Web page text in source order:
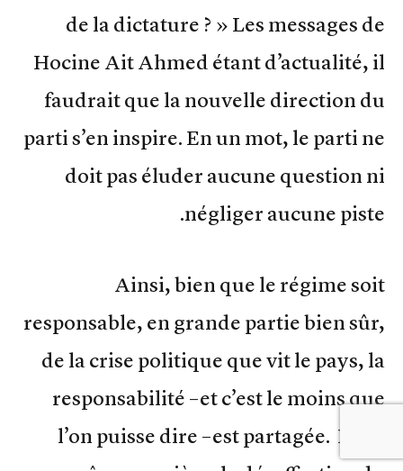
de la dictature ? » Les messages de
Hocine Ait Ahmed étant d’actualité, il
faudrait que la nouvelle direction du
parti s’en inspire. En un mot, le parti ne
doit pas éluder aucune question ni
négliger aucune piste.
Ainsi, bien que le régime soit
responsable, en grande partie bien sûr,
de la crise politique que vit le pays, la
responsabilité –et c’est le moins que
l’on puisse dire –est partagée. De la